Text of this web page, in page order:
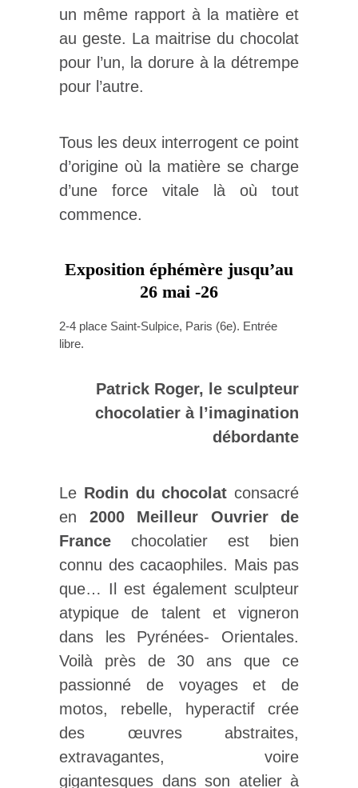
un même rapport à la matière et
au geste. La maitrise du chocolat
pour l’un, la dorure à la détrempe
pour l’autre.
Tous les deux interrogent ce point
d’origine où la matière se charge
d’une force vitale là où tout
commence.
Exposition éphémère jusqu’au
26 mai -26
2-4 place Saint-Sulpice, Paris (6e). Entrée
libre.
Patrick Roger, le sculpteur
chocolatier à l’imagination
débordante
Le Rodin du chocolat consacré
en 2000 Meilleur Ouvrier de
France chocolatier est bien
connu des cacaophiles. Mais pas
que… Il est également sculpteur
atypique de talent et vigneron
dans les Pyrénées- Orientales.
Voilà près de 30 ans que ce
passionné de voyages et de
motos, rebelle, hyperactif crée
des œuvres abstraites,
extravagantes, voire
gigantesques dans son atelier à